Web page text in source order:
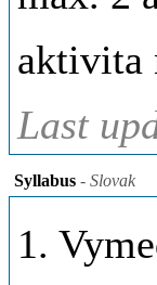
aktivita
Last
Syllabus - Slovak
1.